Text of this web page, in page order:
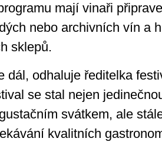
mají vinaři
nebo archivních vín a
sklepů.
dál, odhaluje ředitelka
se stal nejen
svátkem, ale
kvalitních